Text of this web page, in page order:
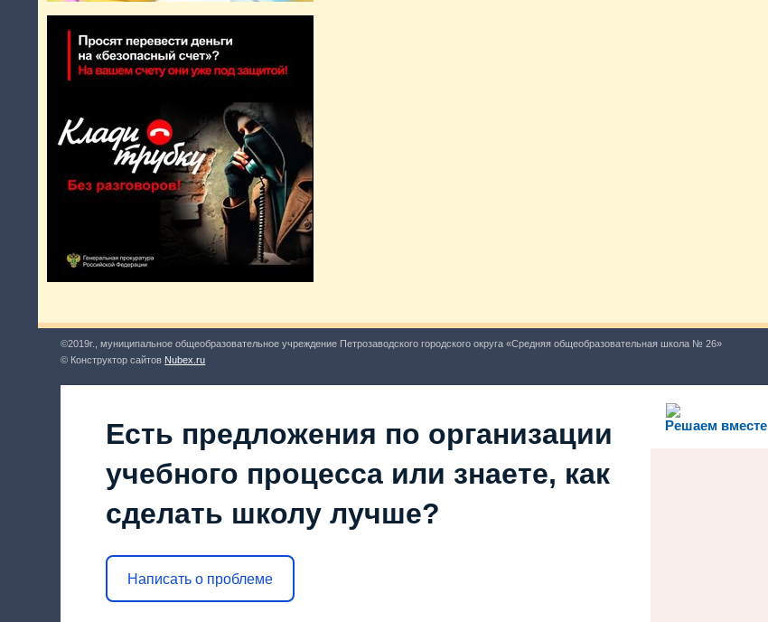
©2019г., муниципальное общеобразовательное учреждение Петрозаводского городского округа «Средняя общеобразовательная школа № 26»
© Конструктор сайтов Nubex.ru
Решаем вместе
Есть предложения по организации
учебного процесса или знаете, как
сделать школу лучше?
Написать о проблеме